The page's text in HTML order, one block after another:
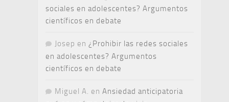
sociales en adolescentes? Argumentos
científicos en debate
Josep en ¿Prohibir las redes sociales
en adolescentes? Argumentos
científicos en debate
Miguel A. en Ansiedad anticipatoria